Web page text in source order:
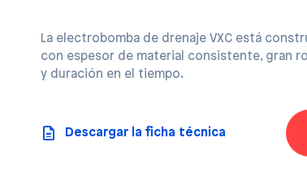
La electrobomba de drenaje VXC está
con espesor de material consistente, gran
y duración en el tiempo.
Descargar la ficha técnica